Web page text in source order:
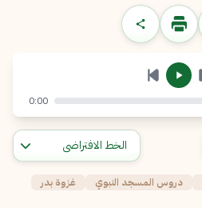
0:00
دروس المسجد النبوي غزوة بدر